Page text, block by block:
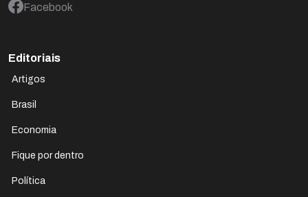
Facebook
Editoriais
Artigos
Brasil
Economia
Fique por dentro
Política